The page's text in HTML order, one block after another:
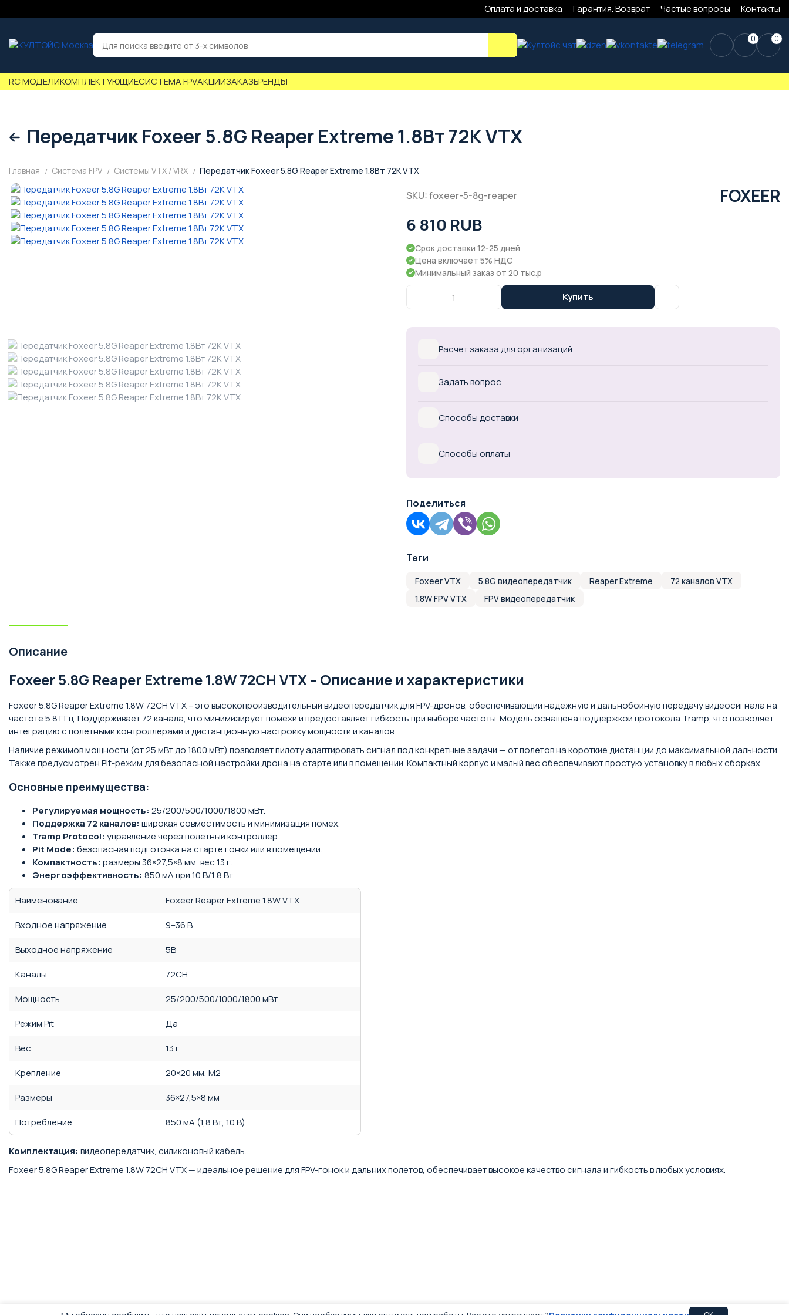
Оплата и доставка Гарантия. Возврат Частые вопросы Контакты
0 0
RC МОДЕЛИКОМПЛЕКТУЮЩИЕСИСТЕМА FPVАКЦИИЗАКАЗБРЕНДЫ
Передатчик Foxeer 5.8G Reaper Extreme 1.8Вт 72К VTX
Главная Система FPV Системы VTX / VRX Передатчик Foxeer 5.8G Reaper Extreme 1.8Вт 72К VTX
SKU: foxeer-5-8g-reaper FOXEER
6 810 RUB
Срок доставки 12-25 дней
Цена включает 5% НДС
Минимальный заказ от 20 тыс.р
Купить
Расчет заказа для организаций
Задать вопрос
Способы доставки
Способы оплаты
Поделиться
Теги
Foxeer VTX 5.8G видеопередатчик Reaper Extreme
72 каналов VTX
1.8W FPV VTX
FPV видеопередатчик
Описание
Foxeer 5.8G Reaper Extreme 1.8W 72CH VTX – Описание и характеристики
Foxeer 5.8G Reaper Extreme 1.8W 72CH VTX – это высокопроизводительный видеопередатчик для FPV-дронов, обеспечивающий надежную и дальнобойную передачу видеосигнала на
частоте 5.8 ГГц. Поддерживает 72 канала, что минимизирует помехи и предоставляет гибкость при выборе частоты. Модель оснащена поддержкой протокола Tramp, что позволяет
интеграцию с полетными контроллерами и дистанционную настройку мощности и каналов.
Наличие режимов мощности (от 25 мВт до 1800 мВт) позволяет пилоту адаптировать сигнал под конкретные задачи — от полетов на короткие дистанции до максимальной дальности.
Также предусмотрен Pit-режим для безопасной настройки дрона на старте или в помещении. Компактный корпус и малый вес обеспечивают простую установку в любых сборках.
Основные преимущества:
Регулируемая мощность: 25/200/500/1000/1800 мВт.
Поддержка 72 каналов: широкая совместимость и минимизация помех.
Tramp Protocol: управление через полетный контроллер.
Pit Mode: безопасная подготовка на старте гонки или в помещении.
Компактность: размеры 36×27,5×8 мм, вес 13 г.
Энергоэффективность: 850 мА при 10 В/1,8 Вт.
Наименование
Foxeer Reaper Extreme 1.8W VTX
Входное напряжение
9–36 В
Выходное напряжение
5В
Каналы
72CH
Мощность
25/200/500/1000/1800 мВт
Режим Pit
Да
Вес
13 г
Крепление
20×20 мм, M2
Размеры
36×27,5×8 мм
Потребление
850 мА (1,8 Вт, 10 В)
Комплектация: видеопередатчик, силиконовый кабель.
Foxeer 5.8G Reaper Extreme 1.8W 72CH VTX — идеальное решение для FPV-гонок и дальних полетов, обеспечивает высокое качество сигнала и гибкость в любых условиях.